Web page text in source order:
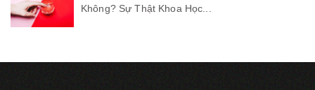
Không? Sự Thật Khoa Học...